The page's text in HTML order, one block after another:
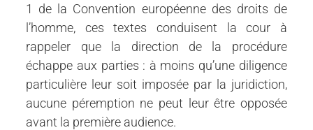
1 de la Convention européenne des droits de
l’homme, ces textes conduisent la cour à
rappeler que la direction de la procédure
échappe aux parties : à moins qu’une diligence
particulière leur soit imposée par la juridiction,
aucune péremption ne peut leur être opposée
avant la première audience.